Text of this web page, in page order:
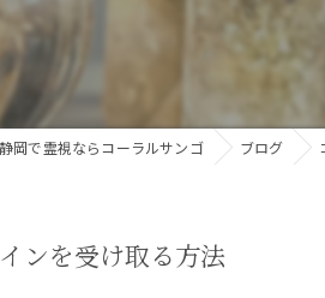
静岡で霊視ならコーラルサンゴ ブログ
ンを受け取る方法